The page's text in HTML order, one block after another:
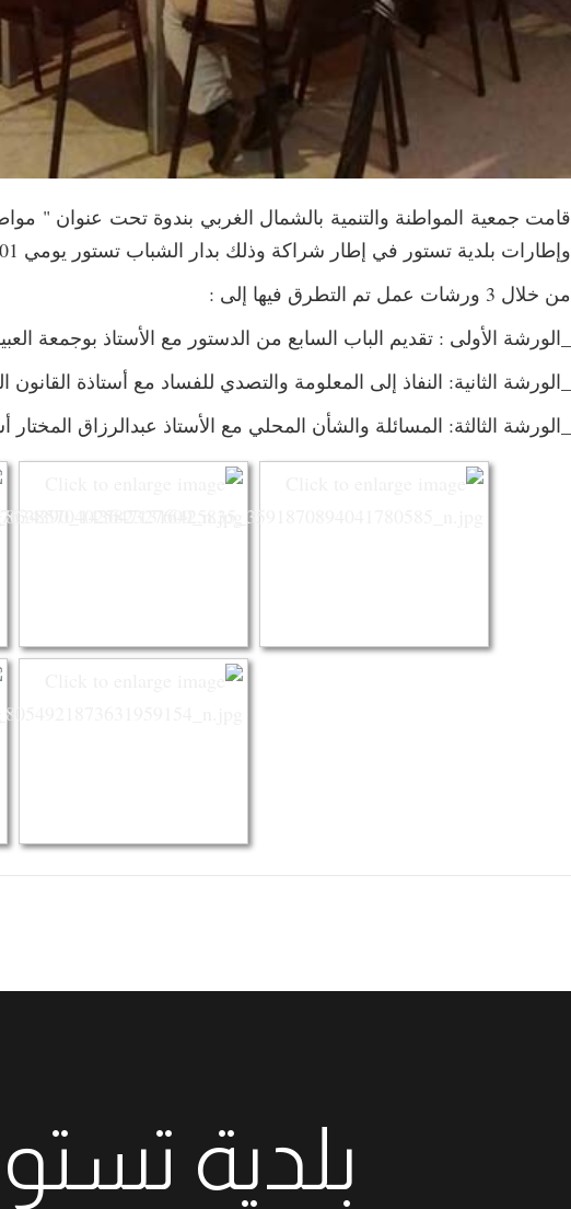
قامت جمعية المواطنة والتنمية بالشمال الغربي بندوة تحت عنوان "
وإطارات بلدية تستور في إطار شراكة وذلك بدار الشباب تستور يومي 01 و 02 أفريل 2017 .
من خلال 3 ورشات عمل تم التطرق فيها إلى :
_الورشة الأولى : تقديم الباب السابع من الدستور مع الأستاذ بوجمعة
_الورشة الثانية: النفاذ إلى المعلومة والتصدي للفساد مع أستاذة
_الورشة الثالثة: المسائلة والشأن المحلي مع الأستاذ عبدالرزاق
بلدية